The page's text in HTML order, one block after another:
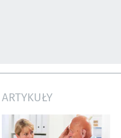
ARTYKUŁY